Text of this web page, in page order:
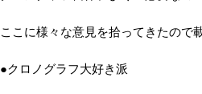
ここに様々な意見を拾ってきたので
●クロノグラフ大好き派